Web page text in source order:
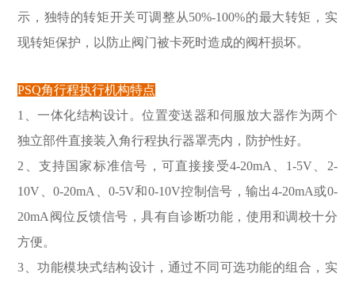
示，独特的转矩开关可调整从50%-100%的最大转矩，实
现转矩保护，以防止阀门被卡死时造成的阀杆损坏。
PSQ角行程执行机构特点
1、一体化结构设计。位置变送器和伺服放大器作为两个
独立部件直接装入角行程执行器罩壳内，防护性好。
2、支持国家标准信号，可直接接受4-20mA、1-5V、2-
10V、0-20mA、0-5V和0-10V控制信号，输出4-20mA或0-
20mA阀位反馈信号，具有自诊断功能，使用和调校十分
方便。
3、功能模块式结构设计，通过不同可选功能的组合，实